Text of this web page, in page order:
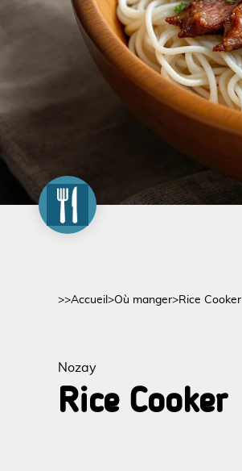
>>Accueil >Où manger>Rice Cooker
Nozay
Rice Cooker